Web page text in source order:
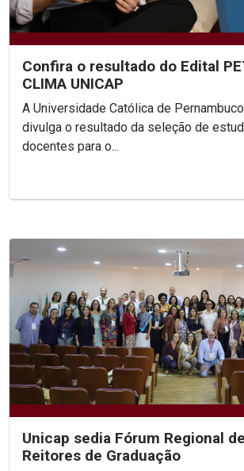
Confira o resultado do Edital
CLIMA UNICAP
A Universidade Católica de
divulga o resultado da seleção de
docentes para o...
Unicap sedia Fórum Regional
Reitores de Graduação